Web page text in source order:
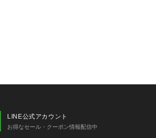
着用も可
勤・通学の方
LINE公式アカウント
お得なセール・クーポン情報配信中